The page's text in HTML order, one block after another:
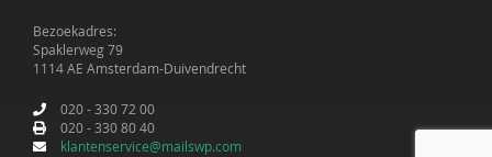
Bezoekadres:
Spaklerweg 79
1114 AE Amsterdam-Duivendrecht
020 - 330 72 00
020 - 330 80 40
klantenservice@mailswp.com